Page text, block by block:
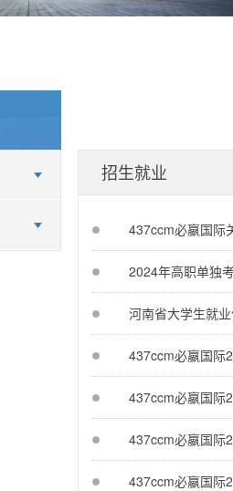
招生就业
437ccm必嬴国际
2024年高职单独
河南省大学生就
437ccm必嬴国际
437ccm必嬴国际
437ccm必嬴国际
437ccm必嬴国际